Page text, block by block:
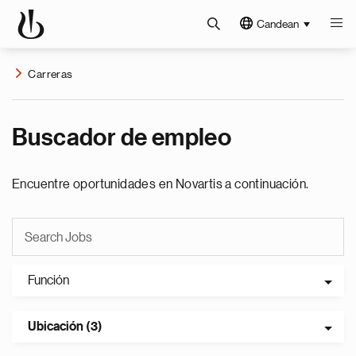
Candean
Carreras
Buscador de empleo
Encuentre oportunidades en Novartis a continuación.
Función
Ubicación (3)